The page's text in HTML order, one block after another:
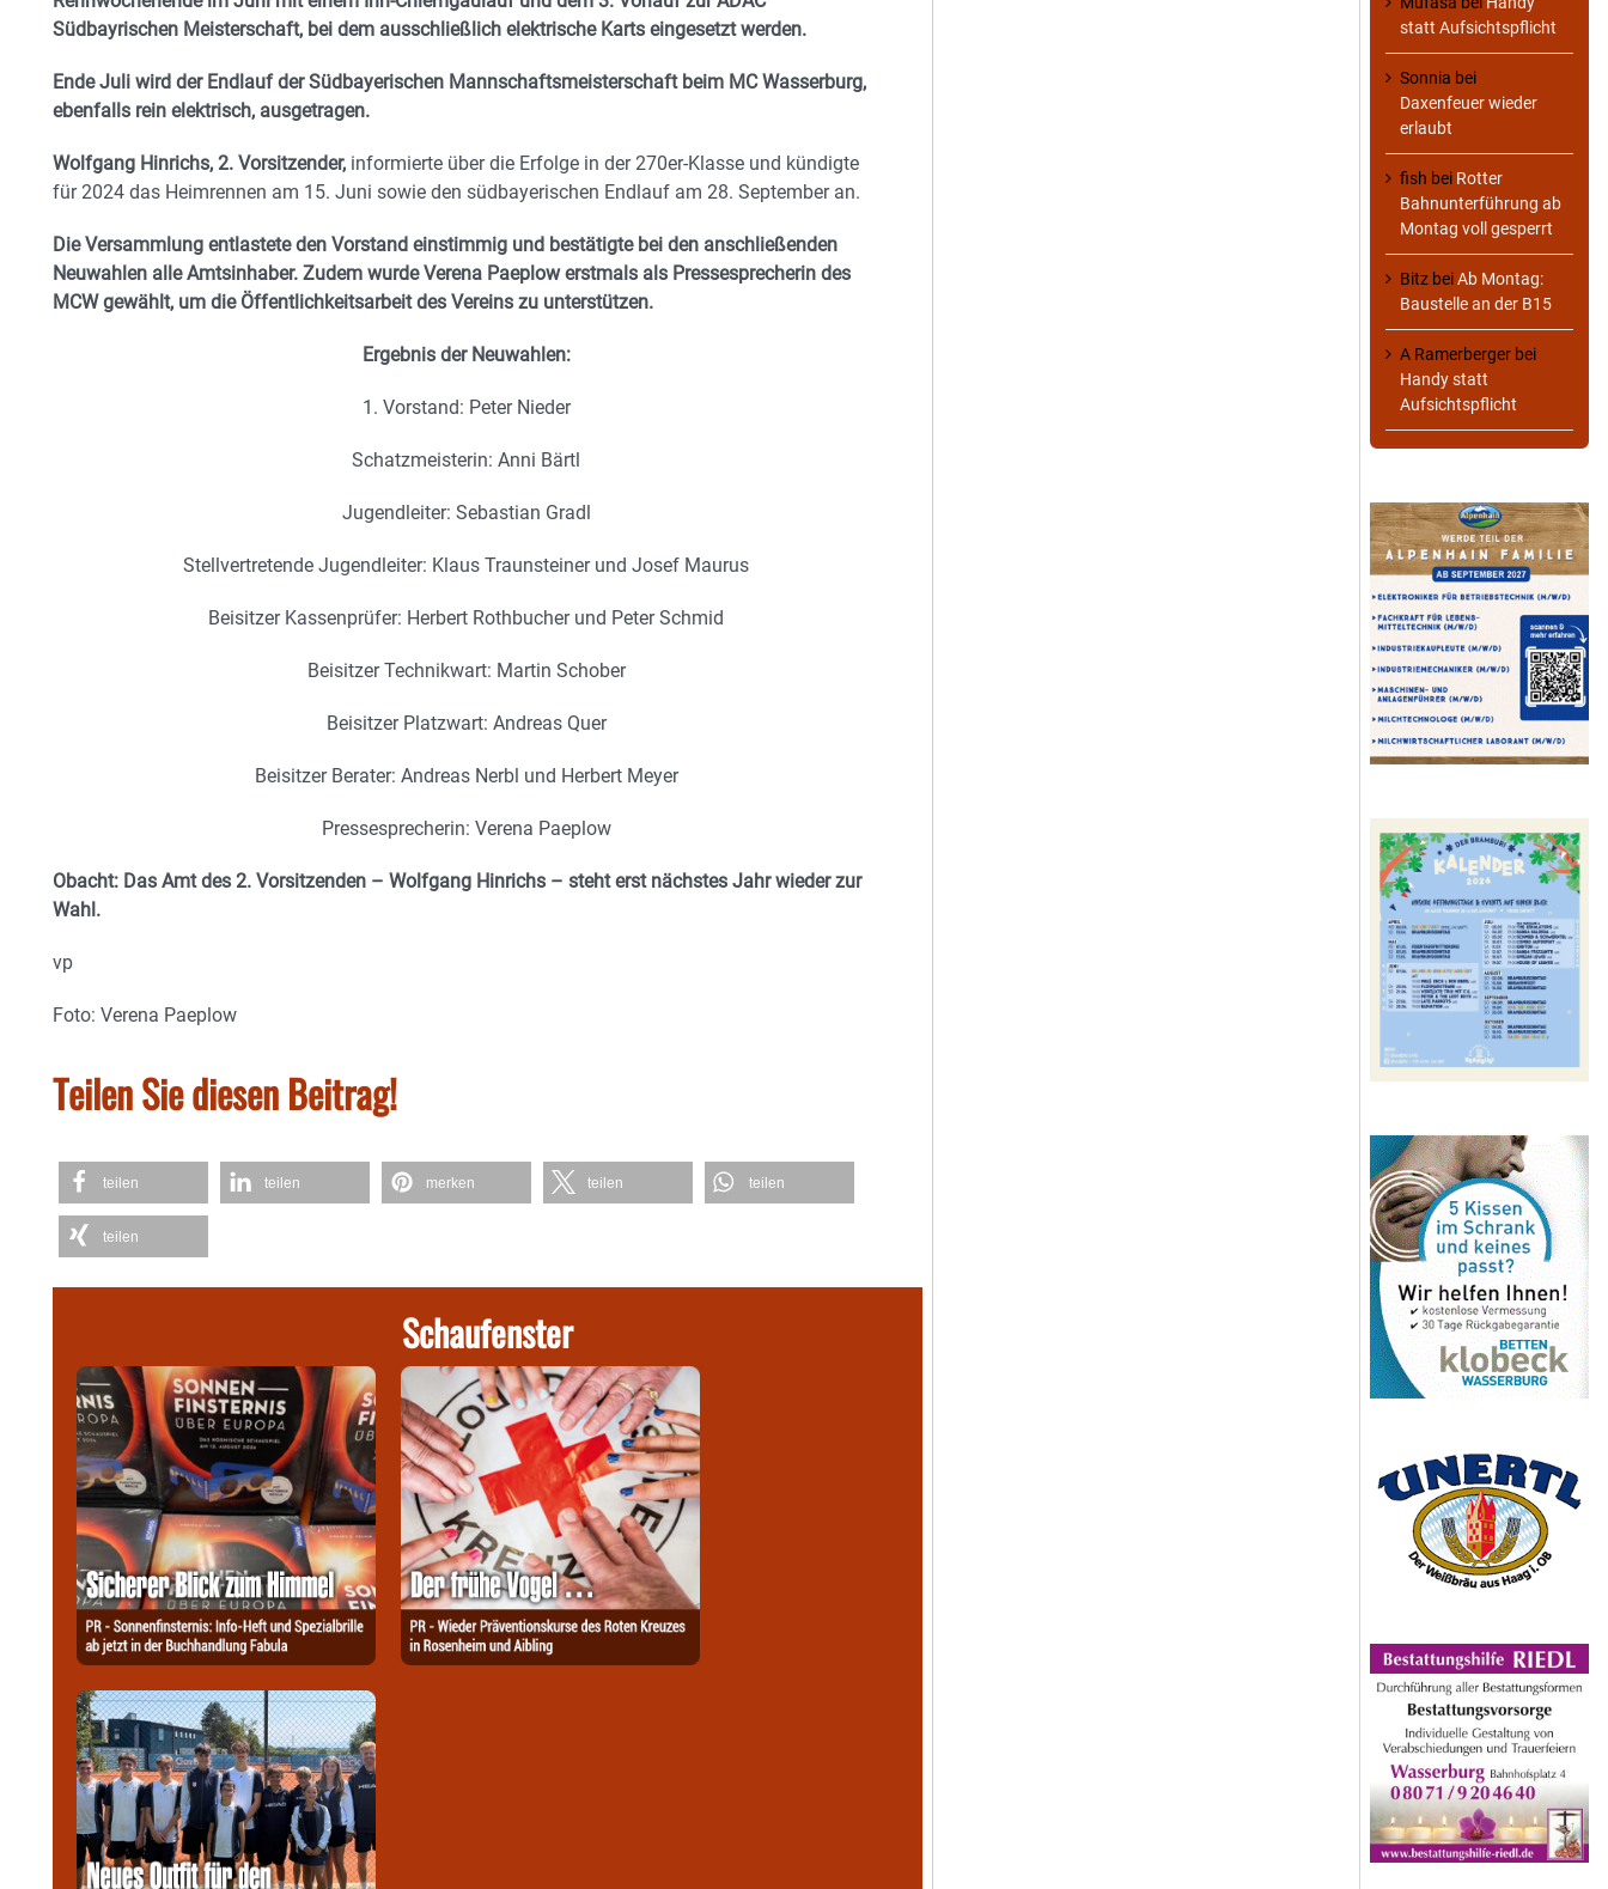
Südbayrischen Meisterschaft, bei dem ausschließlich elektrische Karts eingesetzt werden.
Ende Juli wird der Endlauf der Südbayerischen Mannschaftsmeisterschaft beim MC Wasserburg,
ebenfalls rein elektrisch, ausgetragen.
Wolfgang Hinrichs, 2. Vorsitzender, informierte über die Erfolge in der 270er-Klasse und kündigte
für 2024 das Heimrennen am 15. Juni sowie den südbayerischen Endlauf am 28. September an.
Die Versammlung entlastete den Vorstand einstimmig und bestätigte bei den anschließenden
Neuwahlen alle Amtsinhaber. Zudem wurde Verena Paeplow erstmals als Pressesprecherin des
MCW gewählt, um die Öffentlichkeitsarbeit des Vereins zu unterstützen.
Ergebnis der Neuwahlen:
1. Vorstand: Peter Nieder
Schatzmeisterin: Anni Bärtl
Jugendleiter: Sebastian Gradl
Stellvertretende Jugendleiter: Klaus Traunsteiner und Josef Maurus
Beisitzer Kassenprüfer: Herbert Rothbucher und Peter Schmid
Beisitzer Technikwart: Martin Schober
Beisitzer Platzwart: Andreas Quer
Beisitzer Berater: Andreas Nerbl und Herbert Meyer
Pressesprecherin: Verena Paeplow
Obacht: Das Amt des 2. Vorsitzenden – Wolfgang Hinrichs – steht erst nächstes Jahr wieder zur
Wahl.
vp
Foto: Verena Paeplow
Teilen Sie diesen Beitrag!
teilen teilen merken teilen teilen
teilen
Schaufenster
statt Aufsichtspflicht
Sonnia bei
Daxenfeuer wieder
erlaubt
fish bei Rotter
Bahnunterführung ab
Montag voll gesperrt
Bitz beiAb Montag:
Baustelle an der B15
A Ramerberger bei
Handy statt
Aufsichtspflicht